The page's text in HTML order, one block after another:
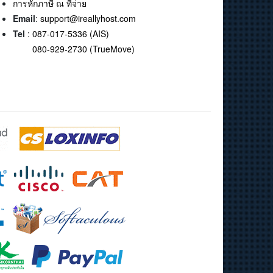
การหักภาษี ณ ที่จ่าย
Email: support@ireallyhost.com
Tel : 087-017-5336 (AIS)
080-929-2730 (TrueMove)